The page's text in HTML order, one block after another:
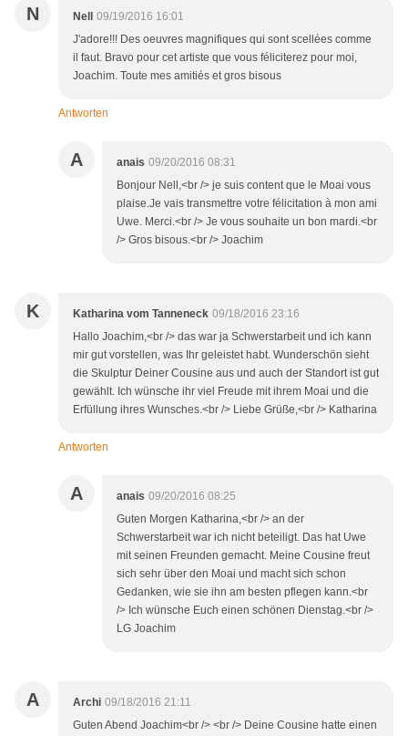
N Nell
09/19/2016 16:01
J'adore!!! Des oeuvres magnifiques qui sont scellées comme
il faut. Bravo pour cet artiste que vous féliciterez pour moi,
Joachim. Toute mes amitiés et gros bisous
Antworten
A anais 09/20/2016 08:31
Bonjour Nell,<br /> je suis content que le Moai vous
plaise.Je vais transmettre votre félicitation à mon ami
Uwe. Merci.<br /> Je vous souhaite un bon mardi.<br
/> Gros bisous.<br /> Joachim
K Katharina vom Tanneneck 09/18/2016 23:16
Hallo Joachim,<br /> das war ja Schwerstarbeit und ich kann
mir gut vorstellen, was Ihr geleistet habt. Wunderschön sieht
die Skulptur Deiner Cousine aus und auch der Standort ist gut
gewählt. Ich wünsche ihr viel Freude mit ihrem Moai und die
Erfüllung ihres Wunsches.<br /> Liebe Grüße,<br /> Katharina
Antworten
A anais 09/20/2016 08:25
Guten Morgen Katharina,<br /> an der
Schwerstarbeit war ich nicht beteiligt. Das hat Uwe
mit seinen Freunden gemacht. Meine Cousine freut
sich sehr über den Moai und macht sich schon
Gedanken, wie sie ihn am besten pflegen kann.<br
/> Ich wünsche Euch einen schönen Dienstag.<br />
LG Joachim
A Archi 09/18/2016 21:11
Guten Abend Joachim<br /> <br /> Deine Cousine hatte einen